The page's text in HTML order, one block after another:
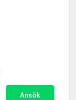
Ansök